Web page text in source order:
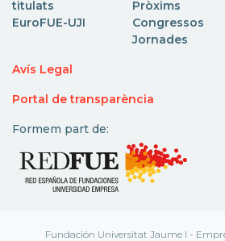
titulats
EuroFUE-UJI
Pròxims
Congressos
Jornades
Avís Legal
Portal de transparència
Formem part de:
Fundación Universitat Jaume I -